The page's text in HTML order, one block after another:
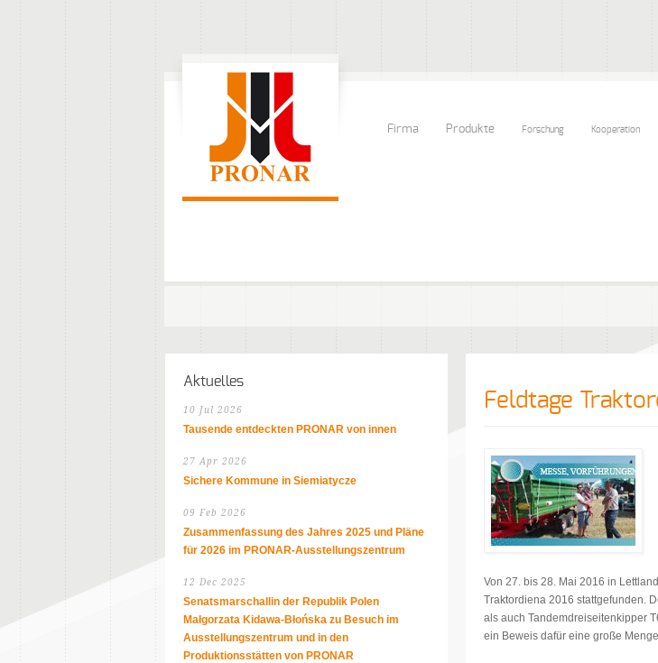
Firma Produkte Forschung Kooperation
Feldtage
Von 27. bis 28. Mai 2016 in
Traktordiena 2016 stattgefunden.
als auch Tandemdreiseitenkipper
ein Beweis dafür eine große
Aktuelles
10 Jul 2026
Tausende entdeckten PRONAR von innen
27 Apr 2026
Sichere Kommune in Siemiatycze
09 Feb 2026
Zusammenfassung des Jahres 2025 und Pläne
für 2026 im PRONAR-Ausstellungszentrum
12 Dec 2025
Senatsmarschallin der Republik Polen
Małgorzata Kidawa-Błońska zu Besuch im
Ausstellungszentrum und in den
Produktionsstätten von PRONAR